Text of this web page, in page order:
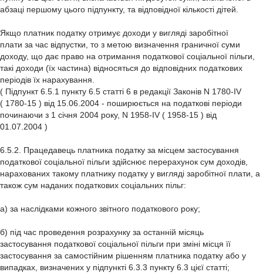
абзаці першому цього підпункту, та відповідної кількості дітей.
Якщо платник податку отримує доходи у вигляді заробітної
плати за час відпустки, то з метою визначення граничної суми
доходу, що дає право на отримання податкової соціальної пільги,
такі доходи (їх частина) відносяться до відповідних податкових
періодів їх нарахування.
( Підпункт 6.5.1 пункту 6.5 статті 6 в редакції Законів N 1780-IV
( 1780-15 ) від 15.06.2004 - поширюється на податкові періоди
починаючи з 1 січня 2004 року, N 1958-IV ( 1958-15 ) від
01.07.2004 )
6.5.2. Працедавець платника податку за місцем застосування
податкової соціальної пільги здійснює перерахунок сум доходів,
нарахованих такому платнику податку у вигляді заробітної плати, а
також сум наданих податкових соціальних пільг:
а) за наслідками кожного звітного податкового року;
б) під час проведення розрахунку за останній місяць
застосування податкової соціальної пільги при зміні місця її
застосування за самостійним рішенням платника податку або у
випадках, визначених у підпункті 6.3.3 пункту 6.3 цієї статті;